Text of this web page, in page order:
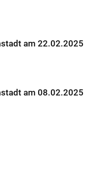
am 22.02.2025
am 08.02.2025